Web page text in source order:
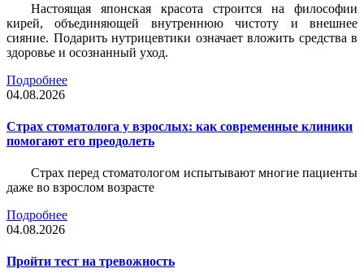
Настоящая японская красота строится на философии
кирей, объединяющей внутреннюю чистоту и внешнее
сияние. Подарить нутрицевтики означает вложить средства в
здоровье и осознанный уход.
Подробнее
04.08.2026
Страх стоматолога у взрослых: как современные клиники
помогают его преодолеть
Страх перед стоматологом испытывают многие пациенты
даже во взрослом возрасте
Подробнее
04.08.2026
Пройти тест на тревожность